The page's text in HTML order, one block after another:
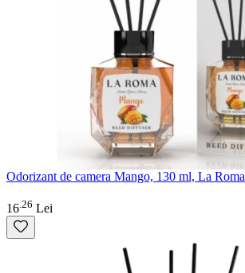
Odorizant de camera Mango, 130 ml, La Roma
16 26 Lei